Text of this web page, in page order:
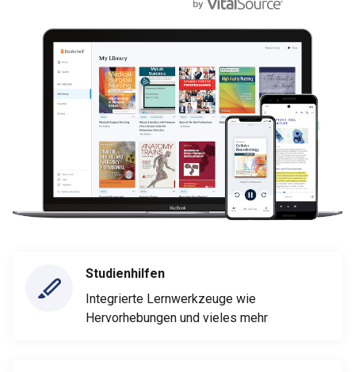
Studienhilfen
Integrierte Lernwerkzeuge wie
Hervorhebungen und vieles mehr